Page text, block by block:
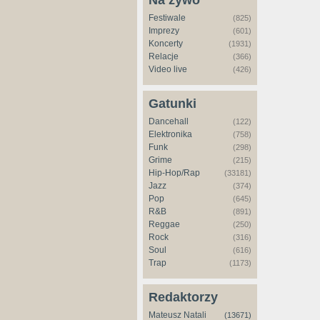
Festiwale (825)
Imprezy (601)
Koncerty (1931)
Relacje (366)
Video live (426)
Gatunki
Dancehall (122)
Elektronika (758)
Funk (298)
Grime (215)
Hip-Hop/Rap (33181)
Jazz (374)
Pop (645)
R&B (891)
Reggae (250)
Rock (316)
Soul (616)
Trap (1173)
Redaktorzy
Mateusz Natali (13671)